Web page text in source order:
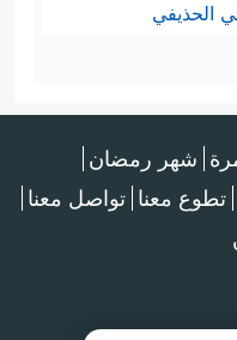
الحذيفي
شهر رمضان
تطوع معنا تواصل معنا